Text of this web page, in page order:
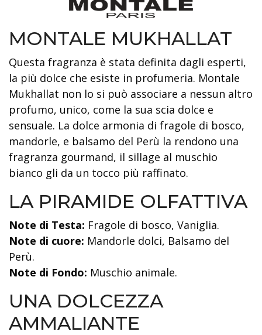
MONTALE MUKHALLAT
Questa fragranza è stata definita dagli esperti,
la più dolce che esiste in profumeria. Montale
Mukhallat non lo si può associare a nessun altro
profumo, unico, come la sua scia dolce e
sensuale. La dolce armonia di fragole di bosco,
mandorle, e balsamo del Perù la rendono una
fragranza gourmand, il sillage al muschio
bianco gli da un tocco più raffinato.
LA PIRAMIDE OLFATTIVA
Note di Testa: Fragole di bosco, Vaniglia.
Note di cuore: Mandorle dolci, Balsamo del
Perù.
Note di Fondo: Muschio animale.
UNA DOLCEZZA
AMMALIANTE